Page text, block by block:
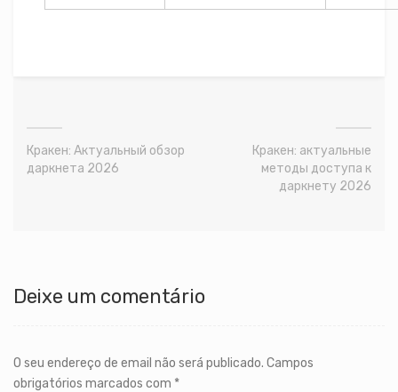
Кракен: Актуальный обзор
даркнета 2026
Кракен: актуальные
методы доступа к
даркнету 2026
Deixe um comentário
O seu endereço de email não será publicado. Campos
obrigatórios marcados com *